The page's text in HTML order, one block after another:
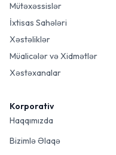
Mütəxəssislər
İxtisas Sahələri
Xəstəliklər
Müalicələr və Xidmətlər
Xəstəxanalar
Korporativ
Haqqımızda
Bizimlə Əlaqə